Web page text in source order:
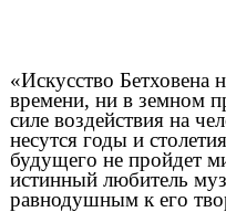
«Искусство Бетховена
времени, ни в земном
силе воздействия на
несутся годы и
будущего не пройдет
истинный любитель
равнодушным к его